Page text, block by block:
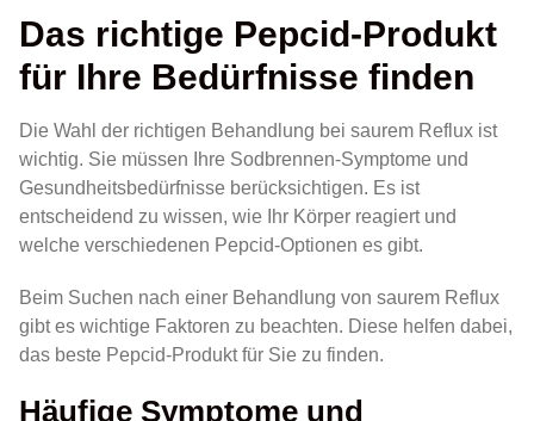
Das richtige Pepcid-Produkt
für Ihre Bedürfnisse finden
Die Wahl der richtigen Behandlung bei saurem Reflux ist
wichtig. Sie müssen Ihre Sodbrennen-Symptome und
Gesundheitsbedürfnisse berücksichtigen. Es ist
entscheidend zu wissen, wie Ihr Körper reagiert und
welche verschiedenen Pepcid-Optionen es gibt.
Beim Suchen nach einer Behandlung von saurem Reflux
gibt es wichtige Faktoren zu beachten. Diese helfen dabei,
das beste Pepcid-Produkt für Sie zu finden.
Häufige Symptome und